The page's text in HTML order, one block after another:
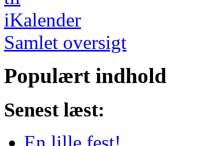
Samlet oversigt
Populært indhold
Senest læst: